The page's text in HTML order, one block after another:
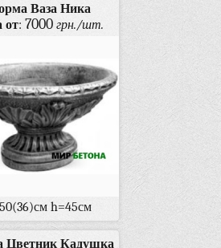
Ваза Ника
от:7000 грн./шт.
h=45см
Цветник Кадушка